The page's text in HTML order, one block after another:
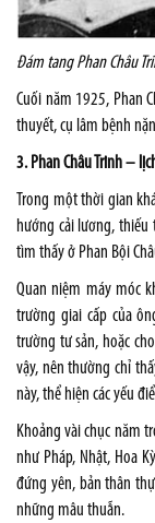
Đám tang Phan Châu
Cuối năm 1925, Phan
thuyết, cụ lâm bệnh
3. Phan Châu Trinh –
Trong một thời gian
hướng cải lương,
tìm thấy ở Phan Bội
Quan niệm máy móc
trường giai cấp của
trường tư sản, hoặc
vậy, nên thường chỉ
này, thể hiện các yếu
Khoảng vài chục năm
như Pháp, Nhật, Hoa
đứng yên, bản thân
những mâu thuẫn.